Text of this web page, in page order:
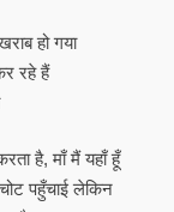
हो गया
रहे हैं
है, माँ मैं यहाँ हूँ
पहुँचाई लेकिन